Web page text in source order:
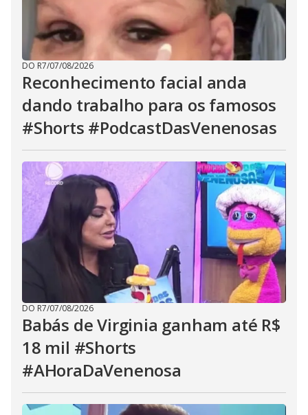
DO R7/07/08/2026
Reconhecimento facial anda
dando trabalho para os famosos
#Shorts #PodcastDasVenenosas
DO R7/07/08/2026
Babás de Virginia ganham até R$
18 mil #Shorts
#AHoraDaVenenosa